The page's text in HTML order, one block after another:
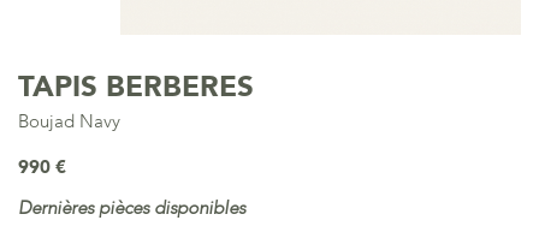
TAPIS BERBERES
Boujad Navy
990 €
Dernières pièces disponibles